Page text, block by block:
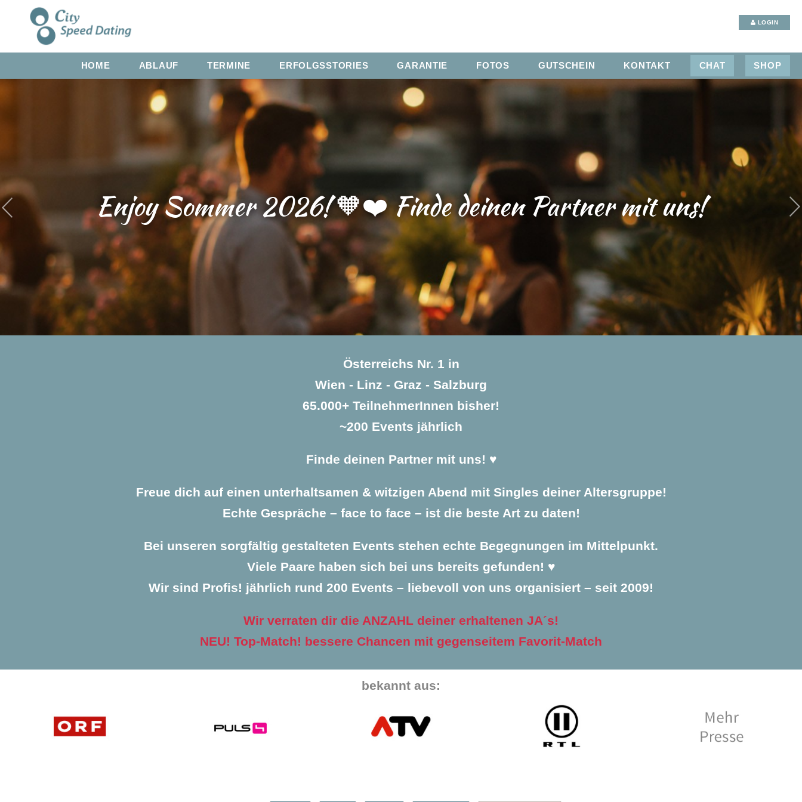
LOGIN
HOME ABLAUF TERMINE ERFOLGSSTORIES GARANTIE FOTOS GUTSCHEIN KONTAKT CHAT SHOP
Enjoy Sommer 2026! 🧡❤️ Finde deinen Partner mit uns!
Österreichs Nr. 1 in
Wien - Linz - Graz - Salzburg
65.000+ TeilnehmerInnen bisher!
~200 Events jährlich
Finde deinen Partner mit uns! ♥️
Freue dich auf einen unterhaltsamen & witzigen Abend mit Singles deiner Altersgruppe!
Echte Gespräche – face to face – ist die beste Art zu daten!
Bei unseren sorgfältig gestalteten Events stehen echte Begegnungen im Mittelpunkt.
Viele Paare haben sich bei uns bereits gefunden! ♥️
Wir sind Profis! jährlich rund 200 Events – liebevoll von uns organisiert – seit 2009!
Wir verraten dir die ANZAHL deiner erhaltenen JA´s!
NEU! Top-Match! bessere Chancen mit gegenseitem Favorit-Match
bekannt aus: